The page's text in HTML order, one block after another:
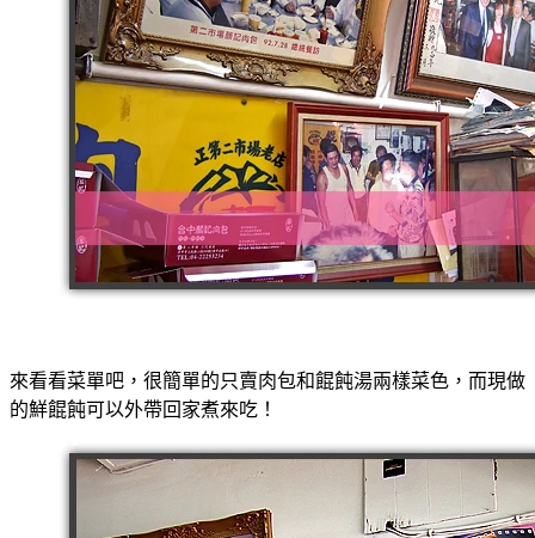
來看看菜單吧，很簡單的只賣肉包和餛飩湯兩樣菜色，而現做
的鮮餛飩可以外帶回家煮來吃！